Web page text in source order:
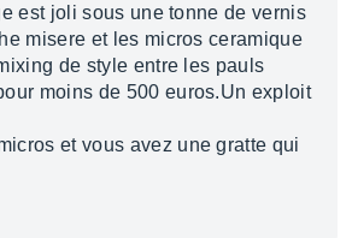
est joli sous une tonne de vernis
misere et les micros ceramique
de style entre les pauls
moins de 500 euros.Un exploit
et vous avez une gratte qui